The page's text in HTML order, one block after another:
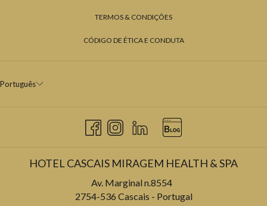
TERMOS & CONDIÇÕES
CÓDIGO DE ÉTICA E CONDUTA
Português
HOTEL CASCAIS MIRAGEM HEALTH & SPA
Av. Marginal n.8554
2754-536 Cascais - Portugal